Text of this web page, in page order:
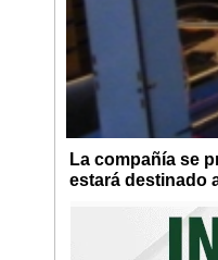
La compañía se
estará destinado